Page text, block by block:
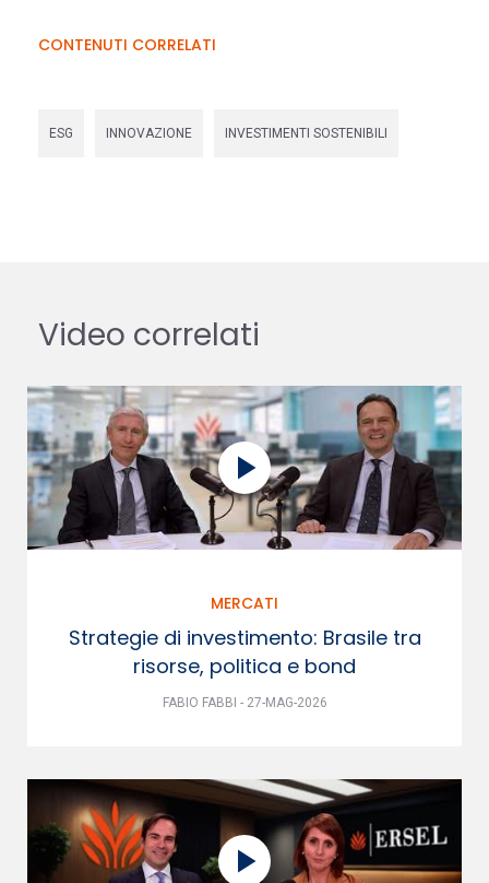
CONTENUTI CORRELATI
ESG INNOVAZIONE INVESTIMENTI SOSTENIBILI
Video correlati
MERCATI
Strategie di investimento: Brasile tra
risorse, politica e bond
FABIO FABBI - 27-MAG-2026